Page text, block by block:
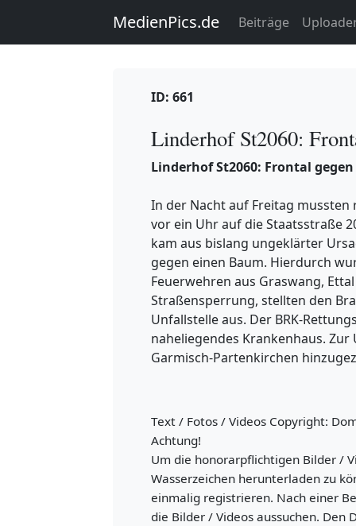
MedienPics.de Beiträge
ID: 661
Linderhof St2060:
Linderhof St2060: Frontal
In der Nacht auf Freitag
vor ein Uhr auf die Staatsstraße
kam aus bislang ungeklärter
gegen einen Baum. Hierdurch
Feuerwehren aus Graswang,
Straßensperrung, stellten den
Unfallstelle aus. Der BRK-
naheliegendes Krankenhaus.
Garmisch-Partenkirchen
Text / Fotos / Videos Copyright:
Achtung!
Um die honorarpflichtigen Bilder /
Wasserzeichen herunterladen zu
einmalig registrieren. Nach einer
die Bilder / Videos aussuchen. Den